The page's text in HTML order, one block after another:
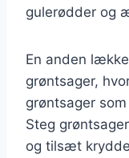
gulerødder og
En anden
grøntsager,
grøntsager
Steg
og tilsæt